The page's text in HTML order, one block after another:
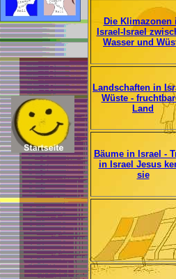
Die Klimazonen
Israel-Israel
Wasser und
Landschaften in
Wüste -
Land
Bäume in Israel -
in Israel Jesus
sie